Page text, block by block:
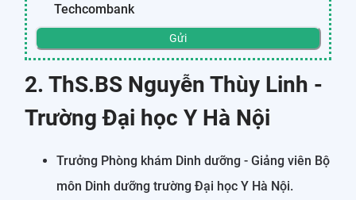
Techcombank
Gửi
2. ThS.BS Nguyễn Thùy Linh -
Trường Đại học Y Hà Nội
Trưởng Phòng khám Dinh dưỡng - Giảng viên Bộ
môn Dinh dưỡng trường Đại học Y Hà Nội.